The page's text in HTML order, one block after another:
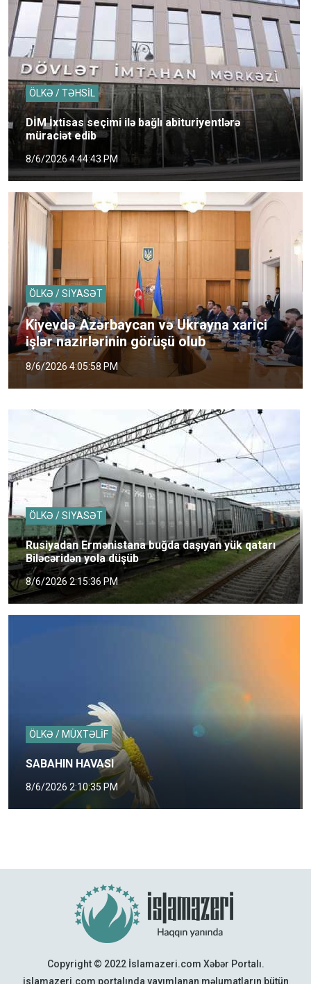
ÖLKƏ / TƏHSİL
DİM İxtisas seçimi ilə bağlı abituriyentlərə
müraciət edib
8/6/2026 4:44:43 PM
ÖLKƏ / SİYASƏT
Kiyevdə Azərbaycan və Ukrayna xarici
işlər nazirlərinin görüşü olub
8/6/2026 4:05:58 PM
ÖLKƏ / SİYASƏT
Rusiyadan Ermənistana buğda daşıyan yük qatarı
Biləcəridən yola düşüb
8/6/2026 2:15:36 PM
ÖLKƏ / MÜXTƏLİF
SABAHIN HAVASI
8/6/2026 2:10:35 PM
Copyright © 2022 İslamazeri.com Xəbər Portalı.
islamazeri.com portalında yayımlanan məlumatların bütün